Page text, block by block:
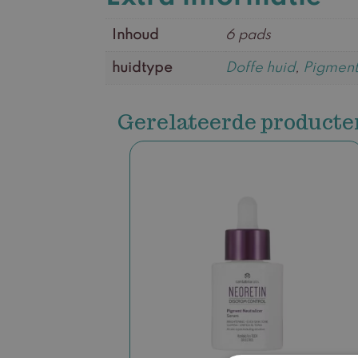
Inhoud 6 pads
huidtype Doffe huid, Pigment
Gerelateerde